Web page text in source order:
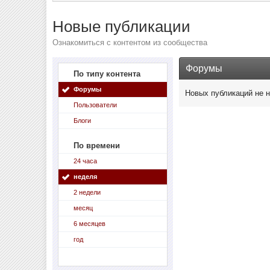
Новые публикации
Ознакомиться с контентом из сообщества
По типу контента
Форумы
Пользователи
Блоги
По времени
24 часа
неделя
2 недели
месяц
6 месяцев
год
Форумы
Новых публикаций не